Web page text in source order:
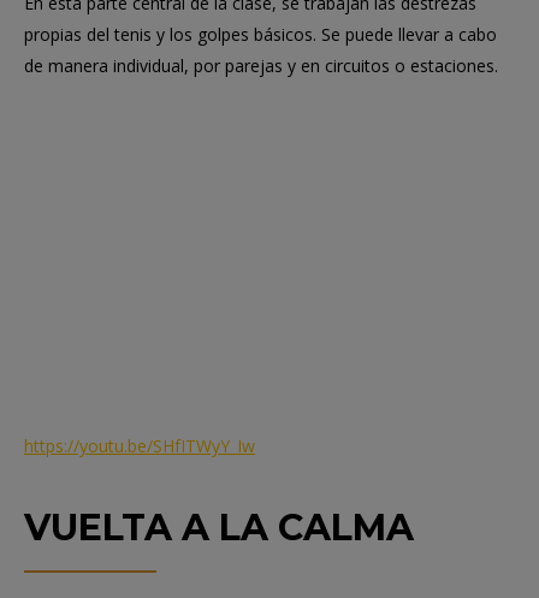
propias del tenis y los golpes básicos. Se puede llevar a cabo
de manera individual, por parejas y en circuitos o estaciones.
https://youtu.be/SHfITWyY_Iw
VUELTA A LA CALMA